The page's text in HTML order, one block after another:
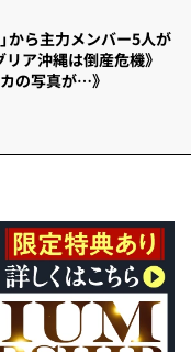
」から主力メンバー5人が
ア沖縄は倒産危機》
の写真が…》